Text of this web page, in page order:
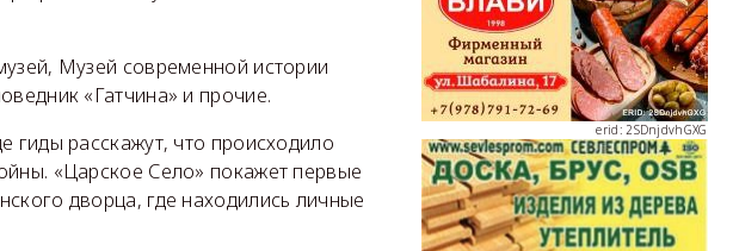
Музей современной истории
«Гатчина» и прочие.
гиды расскажут, что происходило
«Царское Село» покажет первые
дворца, где находились личные
erid: 2SDnjdvhGXG